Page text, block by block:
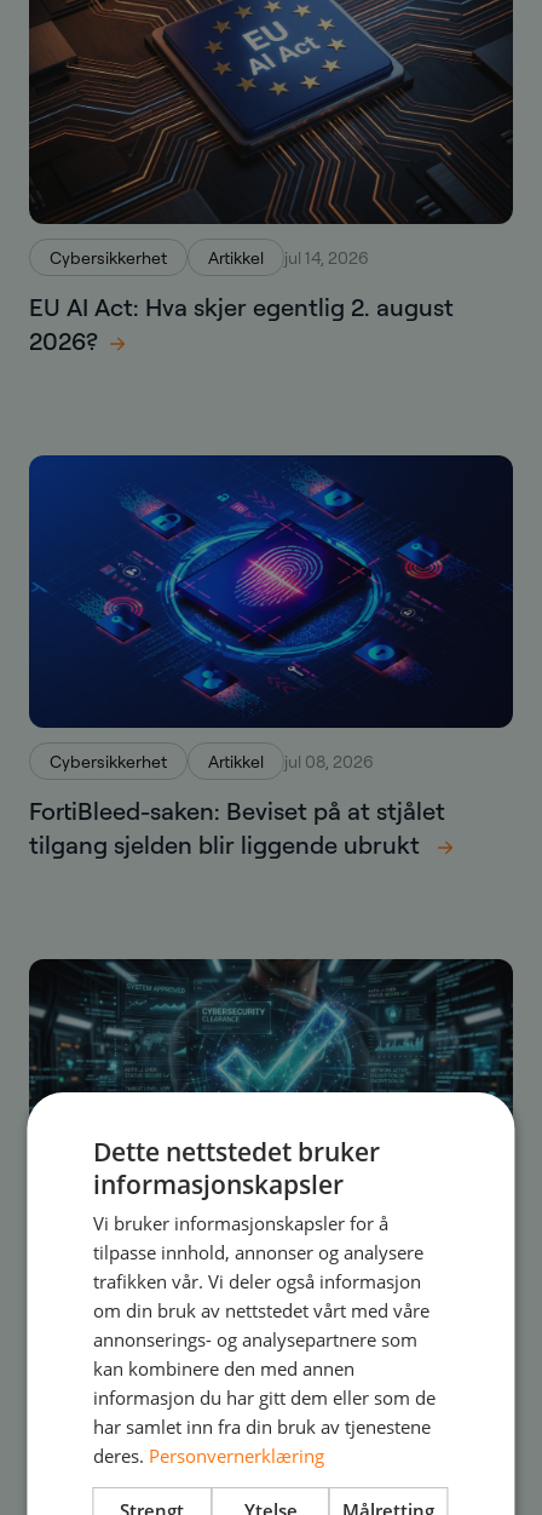
Cybersikkerhet Artikkel jul 14, 2026
EU AI Act: Hva skjer egentlig 2. august
2026?
Cybersikkerhet Artikkel jul 08, 2026
FortiBleed-saken: Beviset på at stjålet
tilgang sjelden blir liggende ubrukt
Cybersikkerhet Artikkel jun 28, 2026
Når angriperne går gjennom leverandøren
Dette nettstedet bruker
informasjonskapsler
Vi bruker informasjonskapsler for å
tilpasse innhold, annonser og analysere
trafikken vår. Vi deler også informasjon
om din bruk av nettstedet vårt med våre
annonserings- og analysepartnere som
kan kombinere den med annen
informasjon du har gitt dem eller som de
har samlet inn fra din bruk av tjenestene
deres. Personvernerklæring
Strengt Ytelse Målretting